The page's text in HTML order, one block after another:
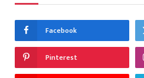
Facebook
Pinterest